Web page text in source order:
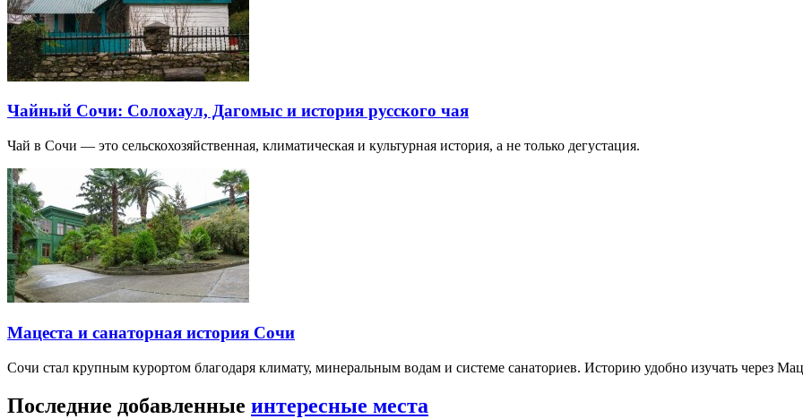
Чайный Сочи: Солохаул, Дагомыс и история русского чая
Чай в Сочи — это сельскохозяйственная, климатическая и культурная история, а не только дегустация.
Мацеста и санаторная история Сочи
Сочи стал крупным курортом благодаря климату, минеральным водам и системе санаториев. Историю удобно изучать через
Последние добавленные интересные места